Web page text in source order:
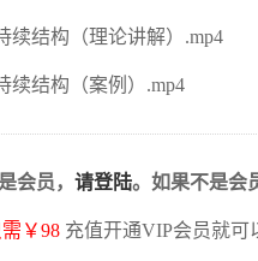
续结构（理论讲解）.mp4
续结构（案例）.mp4
会员， 请登陆。如果不是会
￥98 充值开通VIP会员就可